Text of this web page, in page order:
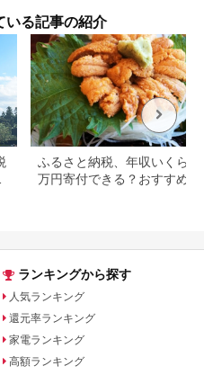
いる記事の紹介
ふるさと納税、年収いくらで
万円寄付できる？おすすめ返
ランキングから探す
人気ランキング
還元率ランキング
家電ランキング
高額ランキング